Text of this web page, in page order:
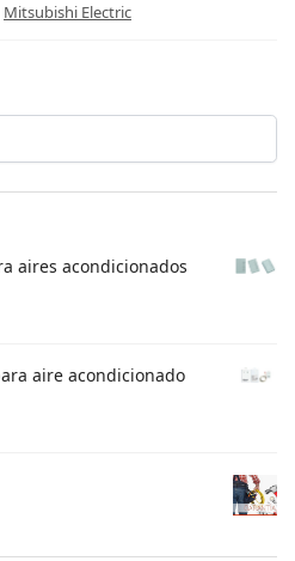
Mitsubishi Electric
aires acondicionados
aire acondicionado